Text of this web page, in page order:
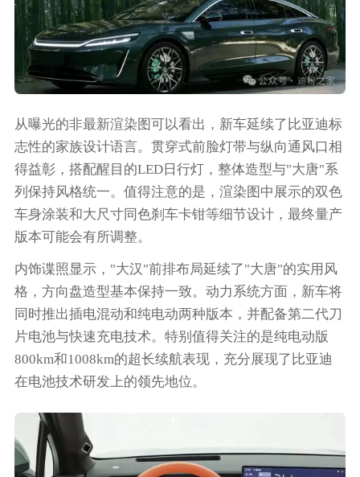
从曝光的非最新渲染图可以看出，新车延续了比亚迪标
志性的家族设计语言。贯穿式前脸灯带与纵向通风口相
得益彰，搭配醒目的LED日行灯，整体造型与"大唐"系
列保持风格统一。值得注意的是，渲染图中展示的双色
车身涂装和大尺寸同色刹车卡钳等细节设计，最终量产
版本可能会有所调整。
内饰谍照显示，"大汉"前排布局延续了"大唐"的实用风
格，方向盘造型基本保持一致。动力系统方面，新车将
同时推出插电混动和纯电动两种版本，并配备第二代刀
片电池与快速充电技术。特别值得关注的是纯电动版
800km和1008km的超长续航表现，充分展现了比亚迪
在电池技术研发上的领先地位。